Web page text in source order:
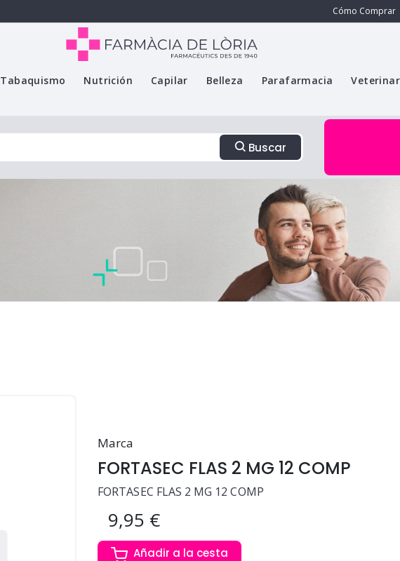
Cómo Comprar
Tabaquismo Nutrición Capilar Belleza Parafarmacia
Buscar
Marca
FORTASEC FLAS 2 MG 12 COMP
FORTASEC FLAS 2 MG 12 COMP
9,95 €
Añadir a la cesta